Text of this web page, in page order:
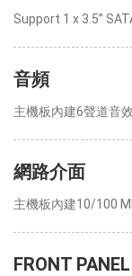
Support 1 x 3.5”
音頻
主機板內建6聲道音
網路介面
主機板內建10/100
FRONT PANEL